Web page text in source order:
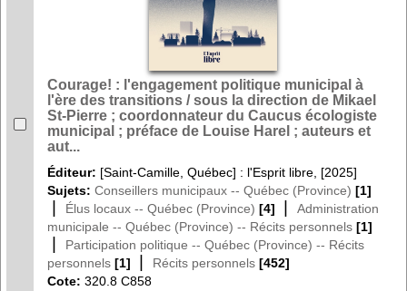
Courage! : l'engagement politique municipal à
l'ère des transitions / sous la direction de Mikael
St-Pierre ; coordonnateur du Caucus écologiste
municipal ; préface de Louise Harel ; auteurs et
aut...
Éditeur: [Saint-Camille, Québec] : l'Esprit libre, [2025]
Sujets: Conseillers municipaux -- Québec (Province) [1]
| Élus locaux -- Québec (Province) [4] |
Administration
municipale -- Québec (Province) -- Récits personnels [1]
|
Participation politique -- Québec (Province) -- Récits
personnels [1] | Récits personnels [452]
Cote: 320.8 C858